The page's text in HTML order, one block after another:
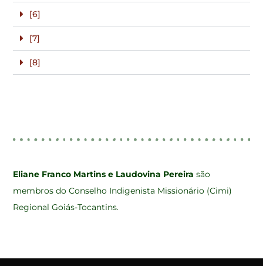
[6]
[7]
[8]
Eliane Franco Martins e Laudovina Pereira são
membros do Conselho Indigenista Missionário (Cimi)
Regional Goiás-Tocantins.